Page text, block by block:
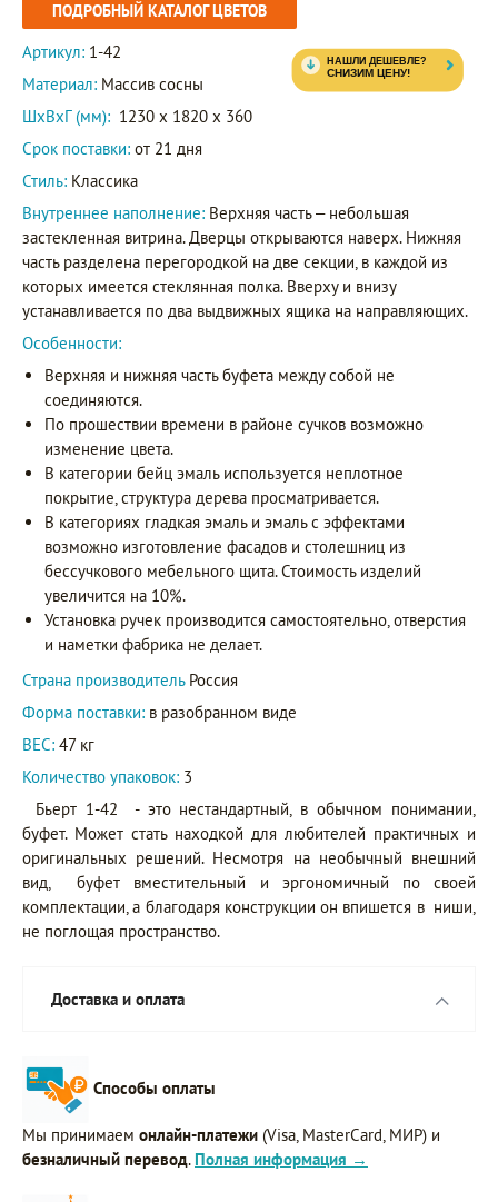
ПОДРОБНЫЙ КАТАЛОГ ЦВЕТОВ
Артикул: 1-42
Материал: Массив сосны
ШxВxГ (мм): 1230 x 1820 x 360
Срок поставки: от 21 дня
Стиль: Классика
Внутреннее наполнение: Верхняя часть – небольшая
застекленная витрина. Дверцы открываются наверх. Нижняя
часть разделена перегородкой на две секции, в каждой из
которых имеется стеклянная полка. Вверху и внизу
устанавливается по два выдвижных ящика на направляющих.
Особенности:
Верхняя и нижняя часть буфета между собой не
соединяются.
По прошествии времени в районе сучков возможно
изменение цвета.
В категории бейц эмаль используется неплотное
покрытие, структура дерева просматривается.
В категориях гладкая эмаль и эмаль с эффектами
возможно изготовление фасадов и столешниц из
бессучкового мебельного щита. Стоимость изделий
увеличится на 10%.
Установка ручек производится самостоятельно, отверстия
и наметки фабрика не делает.
Страна производитель Россия
Форма поставки: в разобранном виде
ВЕС: 47 кг
Количество упаковок: 3
Бьерт 1-42 - это нестандартный, в обычном понимании,
буфет. Может стать находкой для любителей практичных и
оригинальных решений. Несмотря на необычный внешний
вид, буфет вместительный и эргономичный по своей
комплектации, а благодаря конструкции он впишется в ниши,
не поглощая пространство.
Доставка и оплата
Способы оплаты
Мы принимаем онлайн-платежи (Visa, MasterCard, МИР) и
безналичный перевод. Полная информация →